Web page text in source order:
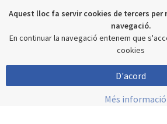
Aquest lloc fa servir cookies de tercers
navegació.
En continuar la navegació entenem que
cookies
D'acord
Més informació